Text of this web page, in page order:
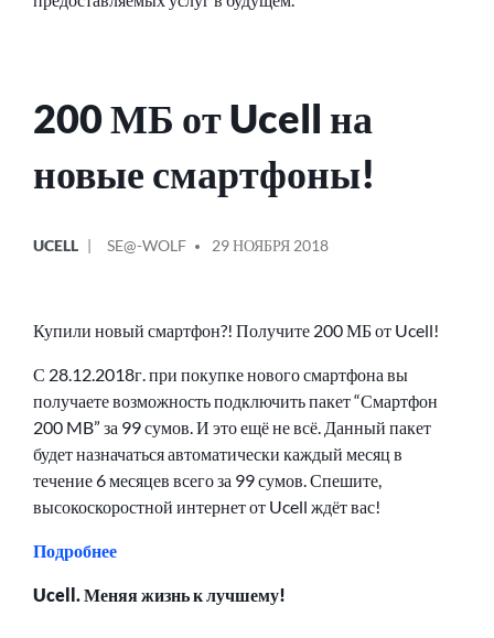
200 МБ от Ucell на
новые смартфоны!
В
UCELL
ОТ
SE@-WOLF 29 НОЯБРЯ 2018
Купили новый смартфон?! Получите 200 МБ от Ucell!
С 28.12.2018г. при покупке нового смартфона вы
получаете возможность подключить пакет “Смартфон
200 MB” за 99 сумов. И это ещё не всё. Данный пакет
будет назначаться автоматически каждый месяц в
течение 6 месяцев всего за 99 сумов. Спешите,
высокоскоростной интернет от Ucell ждёт вас!
Подробнее
Ucell. Меняя жизнь к лучшему!